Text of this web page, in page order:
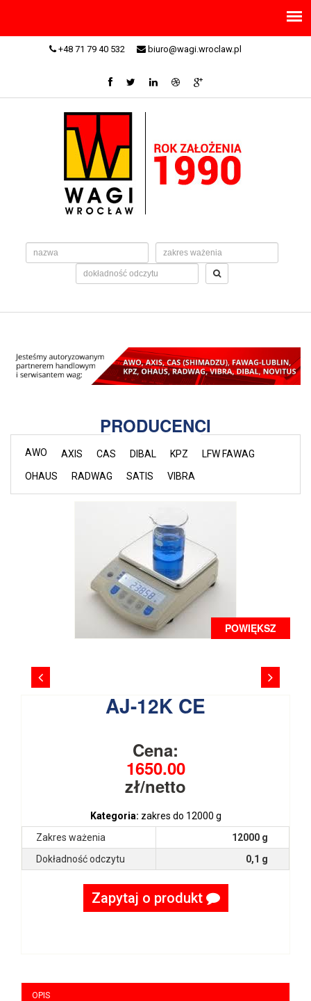
+48 71 79 40 532 biuro@wagi.wroclaw.pl
PRODUCENCI
AWO AXIS CAS DIBAL KPZ
LFW FAWAG
OHAUS
RADWAG SATIS VIBRA
POWIĘKSZ
AJ-12K CE
Cena:
1650.00
zł/netto
Kategoria: zakres do 12000 g
Zakres ważenia
12000 g
Dokładność odczytu
0,1 g
Zapytaj o produkt
OPIS